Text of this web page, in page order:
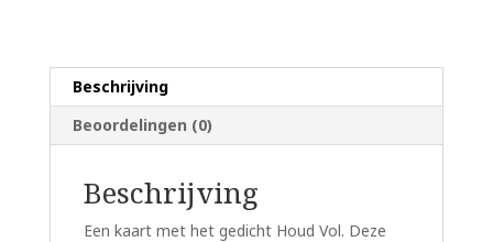
vol
aantalBeschrijving
Beoordelingen (0)
Beschrijving
Een kaart met het gedicht Houd Vol. Deze